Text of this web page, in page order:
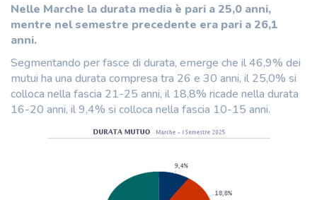
Nelle Marche la durata media è pari a 25,0 anni,
mentre nel semestre precedente era pari a 26,1
anni.
Segmentando per fasce di durata, emerge che il 46,9% dei
mutui ha una durata compresa tra 26 e 30 anni, il 25,0% si
colloca nella fascia 21-25 anni, il 18,8% ricade nella durata
16-20 anni, il 9,4% si colloca nella fascia 10-15 anni.